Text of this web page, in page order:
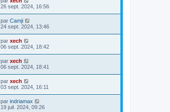
26 sept. 2024, 16:56
par Camji
24 sept. 2024, 13:46
par xech
06 sept. 2024, 18:42
par xech
06 sept. 2024, 18:41
par xech
03 sept. 2024, 16:11
par indriamax
19 juil. 2024, 09:26